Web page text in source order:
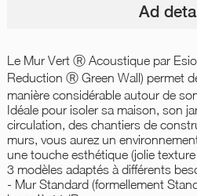
Ad
Le Mur Vert Ⓡ Acoustique par
Reduction Ⓡ Green Wall) permet
manière considérable autour de
Idéale pour isoler sa maison, son
circulation, des chantiers de
murs, vous aurez un
une touche esthétique (jolie
3 modèles adaptés à différents
- Mur Standard (formellement